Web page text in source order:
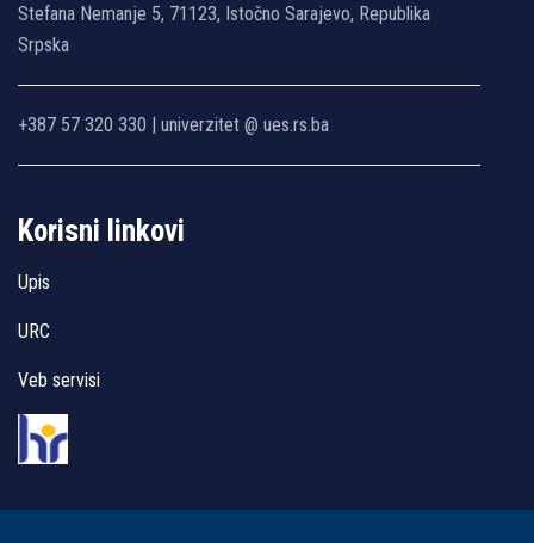
Stefana Nemanje 5, 71123, Istočno Sarajevo, Republika
Srpska
+387 57 320 330 | univerzitet @ ues.rs.ba
Korisni linkovi
Upis
URC
Veb servisi